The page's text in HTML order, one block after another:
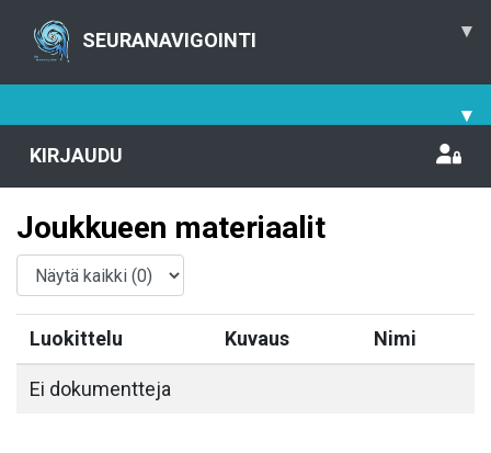
SEURANAVIGOINTI ▾
▾
KIRJAUDU
Joukkueen materiaalit
Luokittelu Kuvaus Nimi
Ei dokumentteja